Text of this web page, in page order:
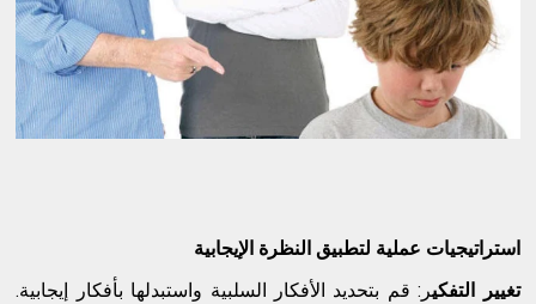
استراتيجيات عملية لتطبيق النظرة الإيجابية
تغيير التفكير: قم بتحديد الأفكار السلبية واستبدلها بأفكار إيجابية.